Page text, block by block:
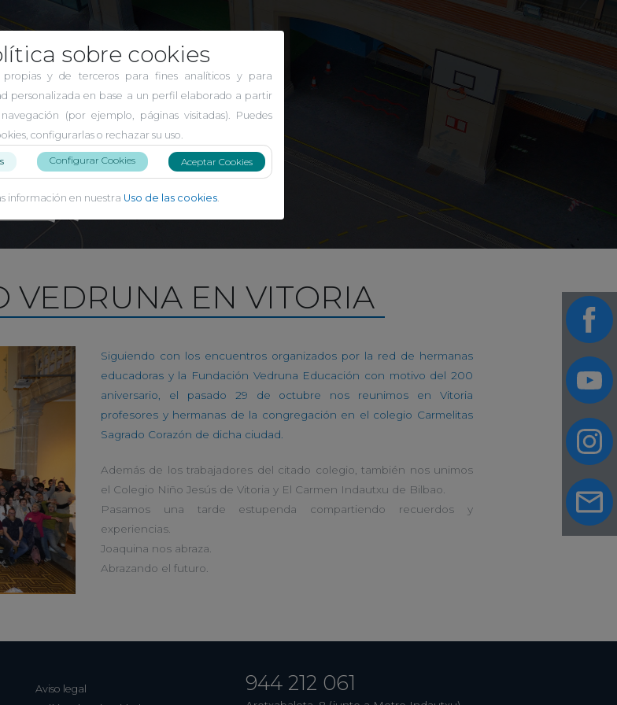
sobre cookies
propias y de terceros para fines analíticos y para
personalizada en base a un perfil elaborado a partir
(por ejemplo, páginas visitadas). Puedes
configurarlas o rechazar su uso.
Configurar Cookies Aceptar Cookies
información en nuestra Uso de las cookies
Carmen Indautxu
VEDRUNA EN VITORIA
Siguiendo con los encuentros organizados por la red de hermanas
educadoras y la Fundación Vedruna Educación con motivo del 200
aniversario, el pasado 29 de octubre nos reunimos en Vitoria
profesores y hermanas de la congregación en el colegio Carmelitas
Sagrado Corazón de dicha ciudad.
Además de los trabajadores del citado colegio, también nos unimos
el Colegio Niño Jesús de Vitoria y El Carmen Indautxu de Bilbao.
Pasamos una tarde estupenda compartiendo recuerdos y
experiencias.
Joaquina nos abraza.
Abrazando el futuro.
Aviso legal
944 212 061